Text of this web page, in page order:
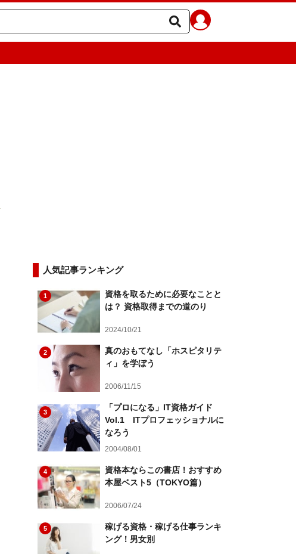
人気記事ランキング
1
資格を取るために必要なことと
は？ 資格取得までの道のり
2024/10/21
2
真のおもてなし「ホスピタリテ
ィ」を学ぼう
2006/11/15
3
「プロになる」IT資格ガイド
Vol.1 ITプロフェッショナルに
なろう
2004/08/01
4
資格本ならこの書店！おすすめ
本屋ベスト5（TOKYO篇）
2006/07/24
5
稼げる資格・稼げる仕事ランキ
ング！男女別